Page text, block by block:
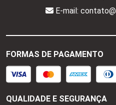
E-mail:
FORMAS DE PAGAMENTO
QUALIDADE E SEGURANÇA